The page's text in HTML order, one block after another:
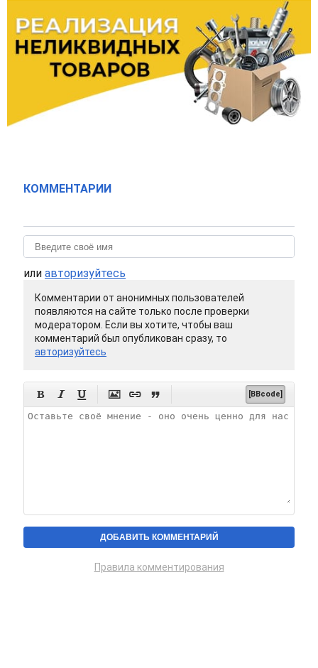
КОММЕНТАРИИ
или авторизуйтесь
Комментарии от анонимных пользователей
появляются на сайте только после проверки
модератором. Если вы хотите, чтобы ваш
комментарий был опубликован сразу, то
авторизуйтесь
      [BBcode]
Правила комментирования